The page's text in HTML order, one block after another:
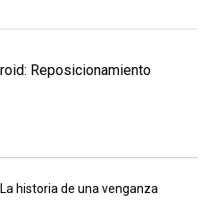
Reposicionamiento
historia de una venganza